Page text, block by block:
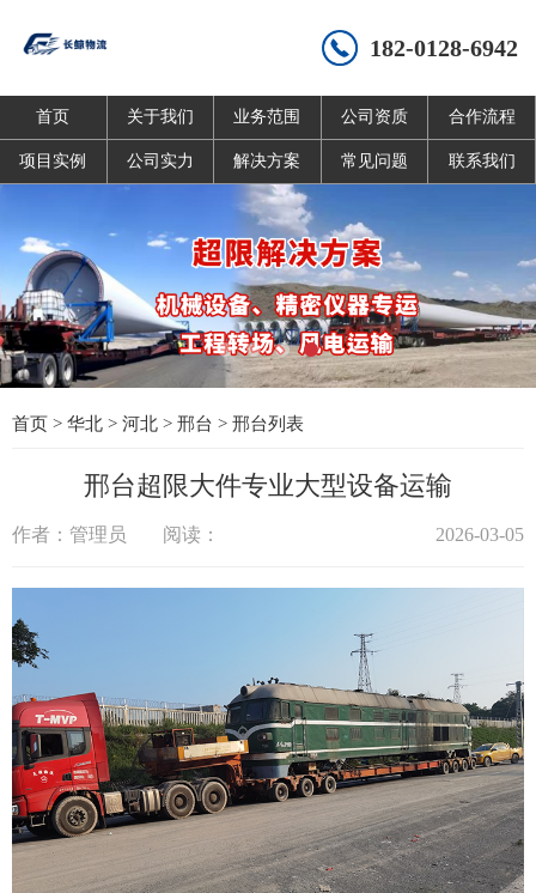
182-0128-6942
首页 关于我们 业务范围 公司资质 合作流程
项目实例 公司实力 解决方案 常见问题 联系我们
首页 > 华北 > 河北 > 邢台 > 邢台列表
邢台超限大件专业大型设备运输
作者：管理员 阅读： 2026-03-05